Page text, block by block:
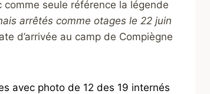
seule référence la légende
arrêtés comme otages le 22 juin
d’arrivée au camp de Compiègne
avec photo de 12 des 19 internés